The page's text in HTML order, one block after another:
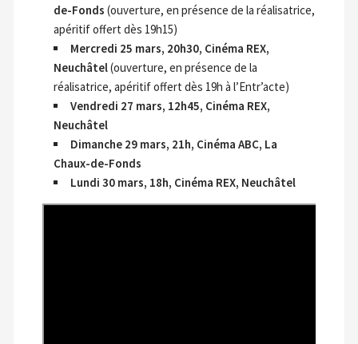
de-Fonds (ouverture, en présence de la réalisatrice,
apéritif offert dès 19h15)
Mercredi 25 mars, 20h30, Cinéma REX,
Neuchâtel(ouverture, en présence de la
réalisatrice, apéritif offert dès 19h à l’Entr’acte)
Vendredi 27 mars, 12h45, Cinéma REX,
Neuchâtel
Dimanche 29 mars, 21h, Cinéma ABC, La
Chaux-de-Fonds
Lundi 30 mars, 18h, Cinéma REX, Neuchâtel